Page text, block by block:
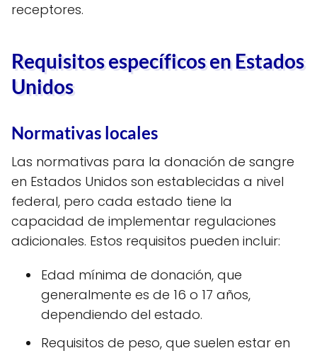
receptores.
Requisitos específicos en Estados
Unidos
Normativas locales
Las normativas para la donación de sangre
en Estados Unidos son establecidas a nivel
federal, pero cada estado tiene la
capacidad de implementar regulaciones
adicionales. Estos requisitos pueden incluir:
Edad mínima de donación, que
generalmente es de 16 o 17 años,
dependiendo del estado.
Requisitos de peso, que suelen estar en